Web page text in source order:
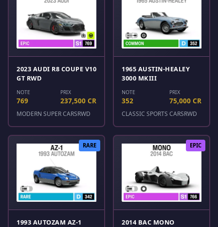
2023 AUDI R8 COUPE V10
GT RWD
NOTE
769
PRIX
237,500 CR
MODERN SUPER CARSRWD
1965 AUSTIN-HEALEY
3000 MKIII
NOTE
352
PRIX
75,000 CR
CLASSIC SPORTS CARSRWD
RARE
1993 AUTOZAM AZ-1
EPIC
2014 BAC MONO